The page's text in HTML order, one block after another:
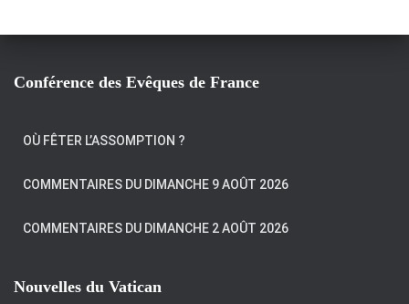
Conférence des Evêques de France
OÙ FÊTER L’ASSOMPTION ?
COMMENTAIRES DU DIMANCHE 9 AOÛT 2026
COMMENTAIRES DU DIMANCHE 2 AOÛT 2026
Nouvelles du Vatican